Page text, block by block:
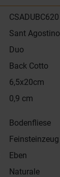
CSADUBC620
Sant Agostino
Duo
Back Cotto
6,5x20cm
0,9 cm
Bodenfliese
Feinsteinzeug
Eben
Naturale